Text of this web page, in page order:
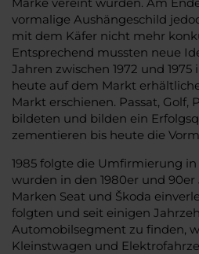
vormalige Aushängeschild
mit dem Käfer nicht mehr
Entsprechend mussten neue
Jahren zwischen 1972 und
heute auf dem Markt
Markt erschienen. Passat, Golf,
bildeten und bilden ein
zementieren bis heute die
1985 folgte die Umfirmierung
wurden in den 1980er und
Marken Seat und Škoda
folgten und seit einigen
Automobilsegment zu finden,
Kleinstwagen und